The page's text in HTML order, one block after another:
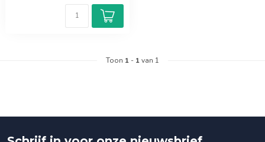
Toon 1 - 1van 1